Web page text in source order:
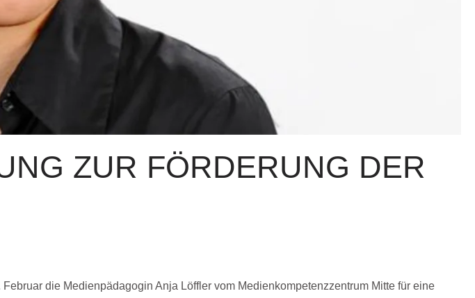
ZUR FÖRDERUNG DER
die Medienpädagogin Anja Löffler vom Medienkompetenzzentrum Mitte für eine